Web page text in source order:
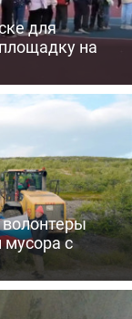
для
на
мусора с